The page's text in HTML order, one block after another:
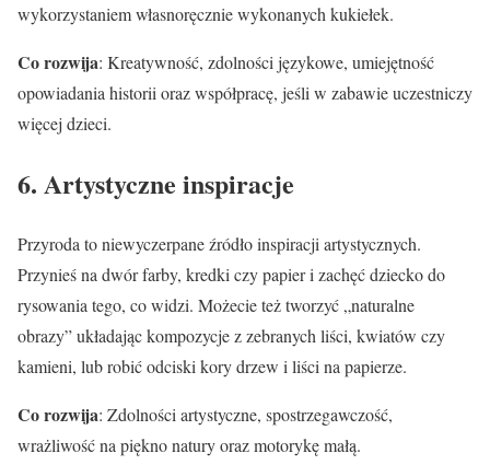
wykorzystaniem własnoręcznie wykonanych kukiełek.
Co rozwija: Kreatywność, zdolności językowe, umiejętność
opowiadania historii oraz współpracę, jeśli w zabawie uczestniczy
więcej dzieci.
6. Artystyczne inspiracje
Przyroda to niewyczerpane źródło inspiracji artystycznych.
Przynieś na dwór farby, kredki czy papier i zachęć dziecko do
rysowania tego, co widzi. Możecie też tworzyć „naturalne
obrazy” układając kompozycje z zebranych liści, kwiatów czy
kamieni, lub robić odciski kory drzew i liści na papierze.
Co rozwija: Zdolności artystyczne, spostrzegawczość,
wrażliwość na piękno natury oraz motorykę małą.